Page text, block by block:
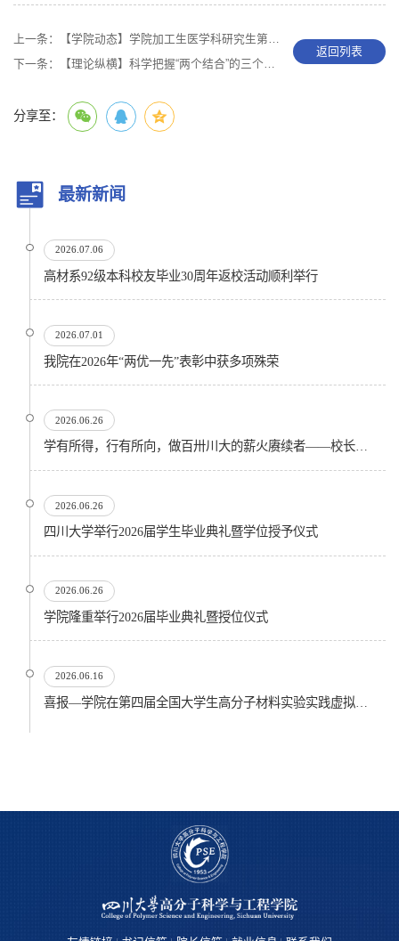
上一条：
【学院动态】学院​加工生医学科研究生第一党支部开展党的二十大精神主题组织生活会
下一条：
【理论纵横】科学把握“两个结合”的三个维度
返回列表
分享至：
最新新闻
2026.07.06
高材系92级本科校友毕业30周年返校活动顺利举行
2026.07.01
我院在2026年“两优一先”表彰中获多项殊荣
2026.06.26
学有所得，行有所向，做百卅川大的薪火赓续者——校长汪劲松在四川大学2026届学生毕业典礼上的...
2026.06.26
四川大学举行2026届学生毕业典礼暨学位授予仪式
2026.06.26
​学院隆重举行2026届毕业典礼暨授位仪式
2026.06.16